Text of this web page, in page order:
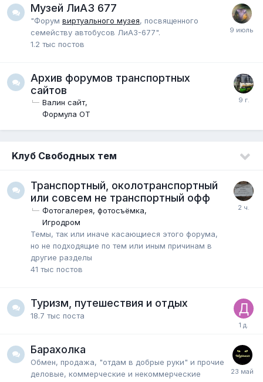
Музей ЛиАЗ 677
"Форум виртуального музея, посвященного
семейству автобусов ЛиАЗ-677".
1.2 тыс постов
Архив форумов транспортных
сайтов
Валин сайт
Формула ОТ
Kлуб Свободных тем
Транспортный, околотранспортный
или совсем не транспортный офф
Фотогалерея, фотосъёмка
Игродром
Темы, так или иначе касающиеся этого форума,
но не подходящие по тем или иным причинам в
другие разделы
41 тыс постов
Туризм, путешествия и отдых
18.7 тыс поста
Барахолка
Обмен, продажа, "отдам в добрые руки" и прочие
деловые, коммерческие и некоммерческие